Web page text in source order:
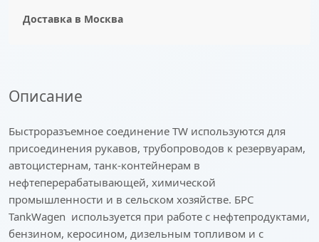
Доставка в Москва
Описание
Быстроразъемное соединение TW используются для
присоединения рукавов, трубопроводов к резервуарам,
автоцистернам, танк-контейнерам в
нефтеперерабатывающей, химической
промышленности и в сельском хозяйстве. БРС
TankWagen используется при работе с нефтепродуктами,
бензином, керосином, дизельным топливом и с